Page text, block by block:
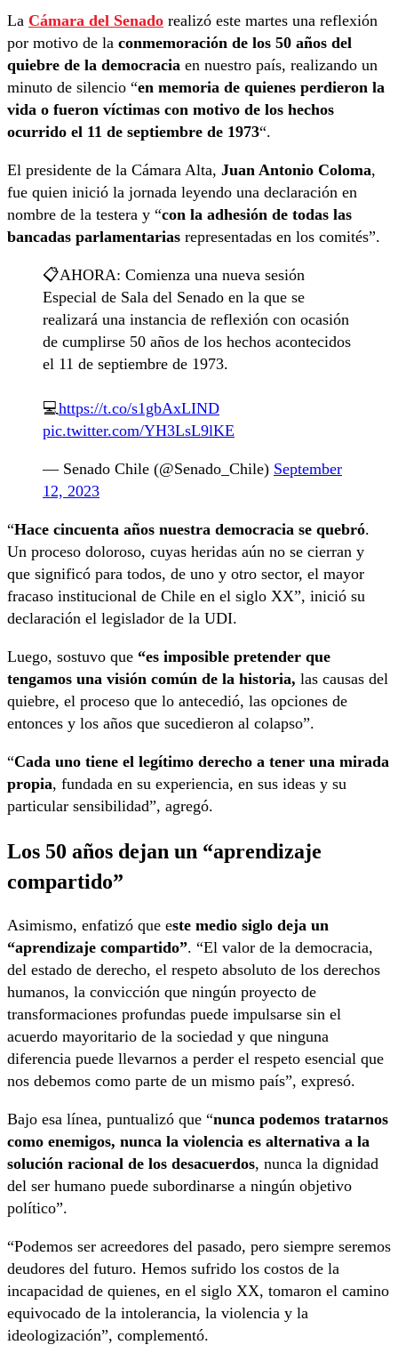
La Cámara del Senado realizó este martes una reflexión
por motivo de la conmemoración de los 50 años del
quiebre de la democracia en nuestro país, realizando un
minuto de silencio “en memoria de quienes perdieron la
vida o fueron víctimas con motivo de los hechos
ocurrido el 11 de septiembre de 1973“.
El presidente de la Cámara Alta, Juan Antonio Coloma,
fue quien inició la jornada leyendo una declaración en
nombre de la testera y “con la adhesión de todas las
bancadas parlamentarias representadas en los comités”.
📋AHORA: Comienza una nueva sesión
Especial de Sala del Senado en la que se
realizará una instancia de reflexión con ocasión
de cumplirse 50 años de los hechos acontecidos
el 11 de septiembre de 1973.
💻https://t.co/s1gbAxLIND
pic.twitter.com/YH3LsL9lKE
— Senado Chile (@Senado_Chile) September
12, 2023
“Hace cincuenta años nuestra democracia se quebró.
Un proceso doloroso, cuyas heridas aún no se cierran y
que significó para todos, de uno y otro sector, el mayor
fracaso institucional de Chile en el siglo XX”, inició su
declaración el legislador de la UDI.
Luego, sostuvo que “es imposible pretender que
tengamos una visión común de la historia, las causas del
quiebre, el proceso que lo antecedió, las opciones de
entonces y los años que sucedieron al colapso”.
“Cada uno tiene el legítimo derecho a tener una mirada
propia, fundada en su experiencia, en sus ideas y su
particular sensibilidad”, agregó.
Los 50 años dejan un “aprendizaje
compartido”
Asimismo, enfatizó que este medio siglo deja un
“aprendizaje compartido”. “El valor de la democracia,
del estado de derecho, el respeto absoluto de los derechos
humanos, la convicción que ningún proyecto de
transformaciones profundas puede impulsarse sin el
acuerdo mayoritario de la sociedad y que ninguna
diferencia puede llevarnos a perder el respeto esencial que
nos debemos como parte de un mismo país”, expresó.
Bajo esa línea, puntualizó que “nunca podemos tratarnos
como enemigos, nunca la violencia es alternativa a la
solución racional de los desacuerdos, nunca la dignidad
del ser humano puede subordinarse a ningún objetivo
político”.
“Podemos ser acreedores del pasado, pero siempre seremos
deudores del futuro. Hemos sufrido los costos de la
incapacidad de quienes, en el siglo XX, tomaron el camino
equivocado de la intolerancia, la violencia y la
ideologización”, complementó.